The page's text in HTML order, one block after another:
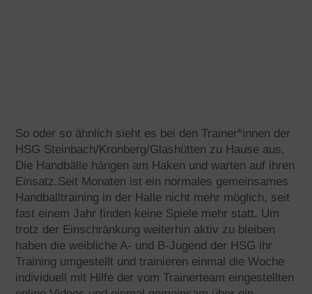
So oder so ähnlich sieht es bei den Trainer*innen der
HSG Steinbach/Kronberg/Glashütten zu Hause aus.
Die Handbälle hängen am Haken und warten auf ihren
Einsatz.Seit Monaten ist ein normales gemeinsames
Handballtraining in der Halle nicht mehr möglich, seit
fast einem Jahr finden keine Spiele mehr statt. Um
trotz der Einschränkung weiterhin aktiv zu bleiben
haben die weibliche A- und B-Jugend der HSG ihr
Training umgestellt und trainieren einmal die Woche
individuell mit Hilfe der vom Trainerteam eingestellten